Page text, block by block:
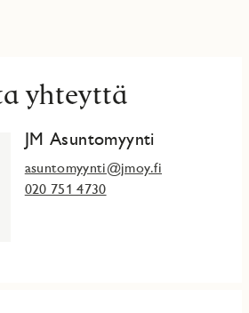
yhteyttä
JM Asuntomyynti
asuntomyynti@jmoy.fi
020 751 4730